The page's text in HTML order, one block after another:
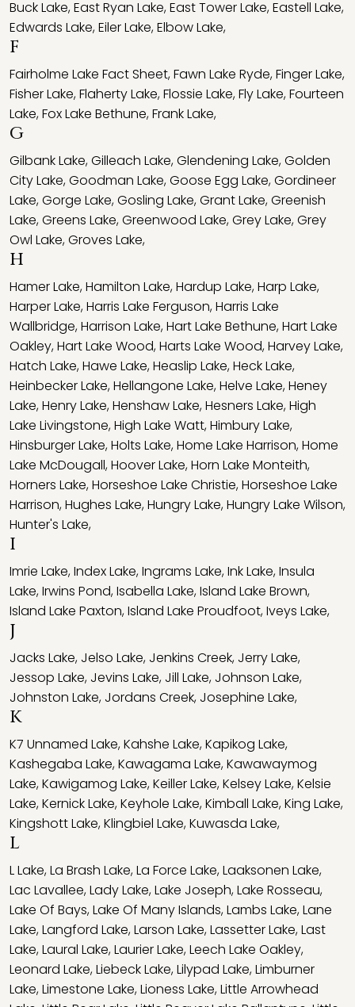
Buck Lake,East Ryan Lake,East Tower Lake,Eastell Lake,
Edwards Lake,Eiler Lake,Elbow Lake,
F
Fairholme Lake Fact Sheet,Fawn Lake Ryde,Finger Lake,
Fisher Lake,Flaherty Lake,Flossie Lake,Fly Lake,Fourteen
Lake,Fox Lake Bethune,Frank Lake,
G
Gilbank Lake,Gilleach Lake,Glendening Lake,Golden
City Lake,Goodman Lake,Goose Egg Lake,Gordineer
Lake,Gorge Lake,Gosling Lake,Grant Lake,Greenish
Lake,Greens Lake,Greenwood Lake,Grey Lake,Grey
Owl Lake,Groves Lake,
H
Hamer Lake,Hamilton Lake,Hardup Lake,Harp Lake,
Harper Lake,Harris Lake Ferguson,Harris Lake
Wallbridge,Harrison Lake,Hart Lake Bethune,Hart Lake
Oakley,Hart Lake Wood,Harts Lake Wood,Harvey Lake,
Hatch Lake,Hawe Lake,Heaslip Lake,Heck Lake,
Heinbecker Lake,Hellangone Lake,Helve Lake,Heney
Lake,Henry Lake,Henshaw Lake,Hesners Lake,High
Lake Livingstone,High Lake Watt,Himbury Lake,
Hinsburger Lake,Holts Lake,Home Lake Harrison,Home
Lake McDougall,Hoover Lake,Horn Lake Monteith,
Horners Lake,Horseshoe Lake Christie,Horseshoe Lake
Harrison,Hughes Lake,Hungry Lake,Hungry Lake Wilson,
Hunter's Lake,
I
Imrie Lake,Index Lake,Ingrams Lake,Ink Lake,Insula
Lake,Irwins Pond,Isabella Lake,Island Lake Brown,
Island Lake Paxton,Island Lake Proudfoot,Iveys Lake,
J
Jacks Lake, Jelso Lake, Jenkins Creek, Jerry Lake,
Jessop Lake, Jevins Lake, Jill Lake, Johnson Lake,
Johnston Lake, Jordans Creek, Josephine Lake,
K
K7 Unnamed Lake,Kahshe Lake,Kapikog Lake,
Kashegaba Lake,Kawagama Lake,Kawawaymog
Lake,Kawigamog Lake,Keiller Lake,Kelsey Lake,Kelsie
Lake,Kernick Lake,Keyhole Lake,Kimball Lake,King Lake,
Kingshott Lake,Klingbiel Lake,Kuwasda Lake,
L
L Lake,La Brash Lake,La Force Lake,Laaksonen Lake,
Lac Lavallee,Lady Lake,Lake Joseph,Lake Rosseau,
Lake Of Bays,Lake Of Many Islands,Lambs Lake,Lane
Lake,Langford Lake,Larson Lake,Lassetter Lake,Last
Lake,Laural Lake,Laurier Lake,Leech Lake Oakley,
Leonard Lake,Liebeck Lake,Lilypad Lake,Limburner
Lake,Limestone Lake,Lioness Lake,Little Arrowhead